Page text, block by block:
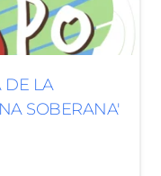
DE LA
SOBERANA'